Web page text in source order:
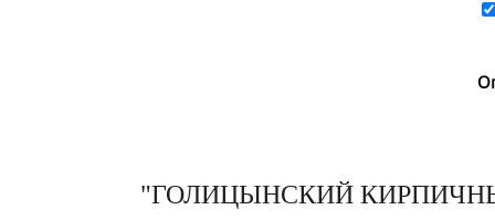
"ГОЛИЦЫНСКИЙ